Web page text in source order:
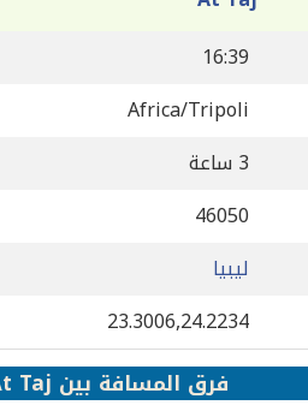
16:39
Africa/Tripoli
3 ساعة
46050
ليبيا
23.3006,24.2234
فرق المسافة بين At Taj وموسكو